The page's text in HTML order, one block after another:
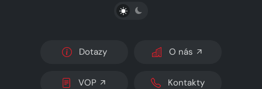
PŘEPNOUT SVĚTLÝ/TMAVÝ REŽIM
Dotazy O nás
VOP Kontakty